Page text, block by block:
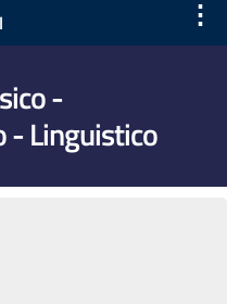
⋮
-
- Linguistico